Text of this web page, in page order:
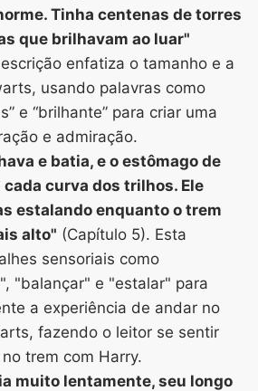
Tinha centenas de torres
que brilhavam ao luar"
enfatiza o tamanho e a
usando palavras como
e “brilhante” para criar uma
e admiração.
e batia, e o estômago de
curva dos trilhos. Ele
estalando enquanto o trem
alto" (Capítulo 5). Esta
sensoriais como
"balançar" e "estalar" para
a experiência de andar no
fazendo o leitor se sentir
trem com Harry.
muito lentamente, seu longo